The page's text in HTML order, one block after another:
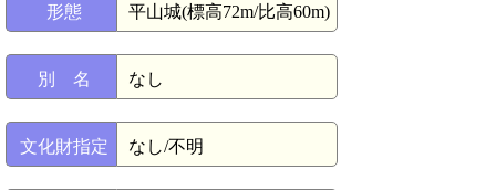
形態 平山城(標高72m/比高60m)
別 名 なし
文化財指定 なし/不明